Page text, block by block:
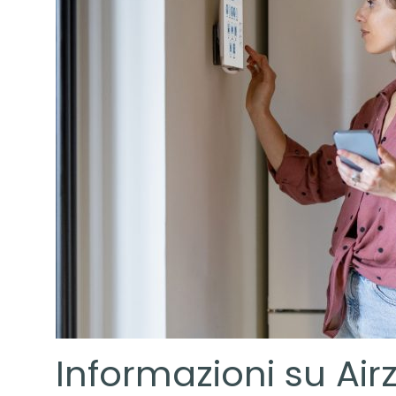
Informazioni su